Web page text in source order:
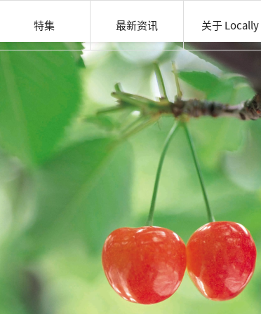
特集 最新资讯 关于 Locally